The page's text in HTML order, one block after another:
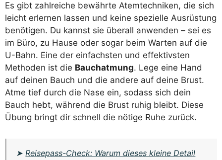
Es gibt zahlreiche bewährte Atemtechniken, die sich
leicht erlernen lassen und keine spezielle Ausrüstung
benötigen. Du kannst sie überall anwenden – sei es
im Büro, zu Hause oder sogar beim Warten auf die
U-Bahn. Eine der einfachsten und effektivsten
Methoden ist die Bauchatmung. Lege eine Hand
auf deinen Bauch und die andere auf deine Brust.
Atme tief durch die Nase ein, sodass sich dein
Bauch hebt, während die Brust ruhig bleibt. Diese
Übung bringt dir schnell die nötige Ruhe zurück.
➤Reisepass-Check: Warum dieses kleine Detail